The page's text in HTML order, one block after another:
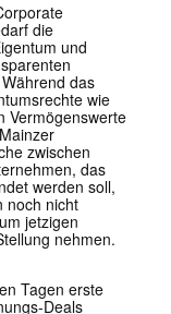
die
und
das
wie
Vermögenswerte
zwischen
das
werden soll,
noch nicht
jetzigen
nehmen.
Tagen erste
Deals